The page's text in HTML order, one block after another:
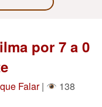
por 7 a 0
Falar|
138